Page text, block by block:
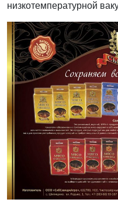
низкотемпературной